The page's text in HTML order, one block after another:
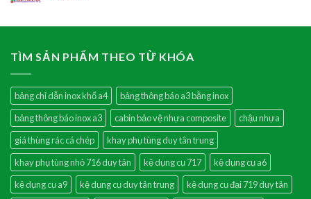
TÌM SẢN PHẨM THEO TỪ KHÓA
bảng chỉ dẫn inox khổ a4
bảng thông báo a3 bằng inox
bảng thông báo inox a3
cabin bảo vệ nhựa composite
chậu nhựa
giá thùng rác cá chép
khay phụ tùng duy tân trung
khay phụ tùng nhỏ 716 duy tân
kệ dụng cụ 717
kệ dụng cụ a6
kệ dụng cụ a9
kệ dụng cụ duy tân trung
kệ dụng cụ đại 719 duy tân